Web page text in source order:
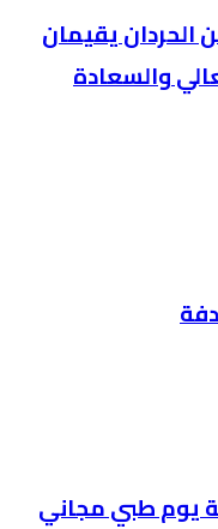
الحردان يقيمان
والسعادة
يوم طبي مجاني